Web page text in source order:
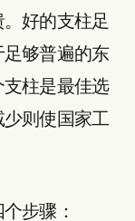
好的支柱足
够普遍的东
柱是最佳选
则使国家工
步骤：